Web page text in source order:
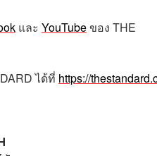
และ YouTubeของ THE
ได้ที่ https://